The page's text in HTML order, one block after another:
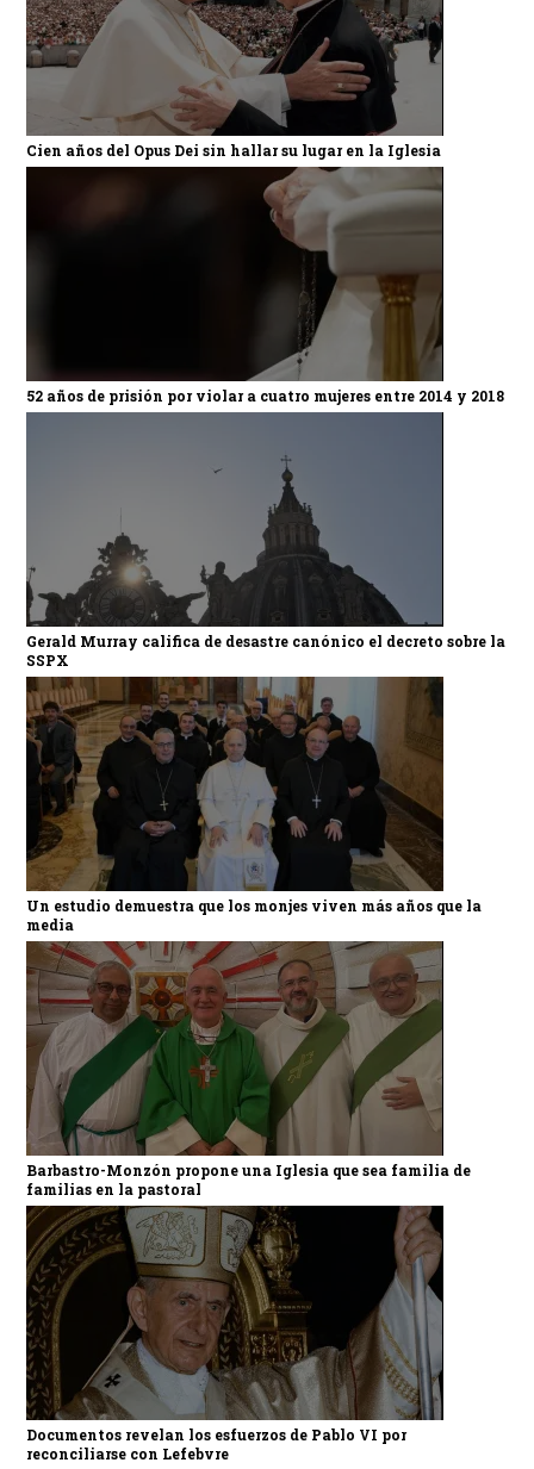
Cien años del Opus Dei sin hallar su lugar en la Iglesia
52 años de prisión por violar a cuatro mujeres entre 2014 y 2018
Gerald Murray califica de desastre canónico el decreto sobre la
SSPX
Un estudio demuestra que los monjes viven más años que la
media
Barbastro-Monzón propone una Iglesia que sea familia de
familias en la pastoral
Documentos revelan los esfuerzos de Pablo VI por
reconciliarse con Lefebvre